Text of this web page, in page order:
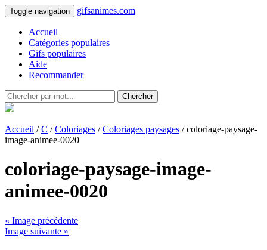
Toggle navigation gifsanimes.com
Accueil
Catégories populaires
Gifs populaires
Aide
Recommander
Chercher
Accueil /C /Coloriages /Coloriages paysages / coloriage-paysage-
image-animee-0020
coloriage-paysage-image-
animee-0020
« Image précédente
Image suivante »